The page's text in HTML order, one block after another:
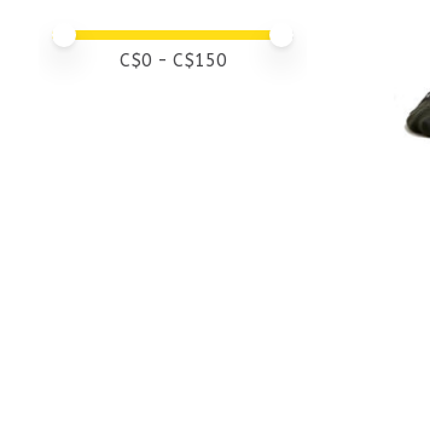
Prix minimum
Price maximum value
C$0 - C$150